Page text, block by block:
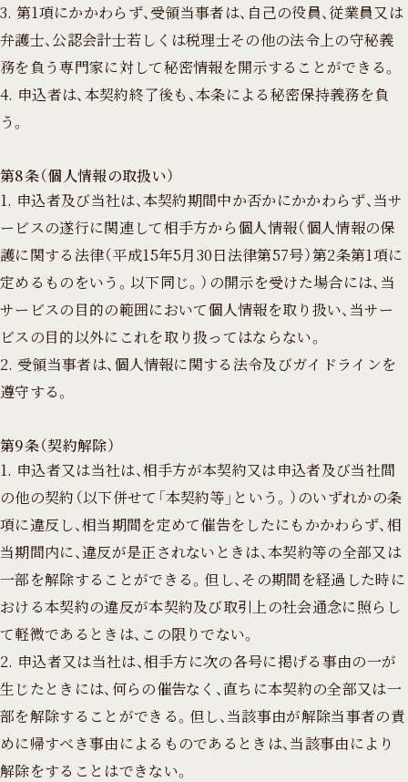
3. 第1項にかかわらず、受領当事者は、自己の役員、従業員又は
弁護士、公認会計士若しくは税理士その他の法令上の守秘義
務を負う専門家に対して秘密情報を開示することができる。
4. 申込者は、本契約終了後も、本条による秘密保持義務を負
う。
第8条（個人情報の取扱い）
1. 申込者及び当社は、本契約期間中か否かにかかわらず、当サ
ービスの遂行に関連して相手方から個人情報（個人情報の保
護に関する法律（平成15年5月30日法律第57号）第2条第1項に
定めるものをいう。以下同じ。）の開示を受けた場合には、当
サービスの目的の範囲において個人情報を取り扱い、当サー
ビスの目的以外にこれを取り扱ってはならない。
2. 受領当事者は、個人情報に関する法令及びガイドラインを
遵守する。
第9条（契約解除）
1. 申込者又は当社は、相手方が本契約又は申込者及び当社間
の他の契約（以下併せて「本契約等」という。）のいずれかの条
項に違反し、相当期間を定めて催告をしたにもかかわらず、相
当期間内に、違反が是正されないときは、本契約等の全部又は
一部を解除することができる。但し、その期間を経過した時に
おける本契約の違反が本契約及び取引上の社会通念に照らし
て軽微であるときは、この限りでない。
2. 申込者又は当社は、相手方に次の各号に掲げる事由の一が
生じたときには、何らの催告なく、直ちに本契約の全部又は一
部を解除することができる。但し、当該事由が解除当事者の責
めに帰すべき事由によるものであるときは、当該事由により
解除をすることはできない。